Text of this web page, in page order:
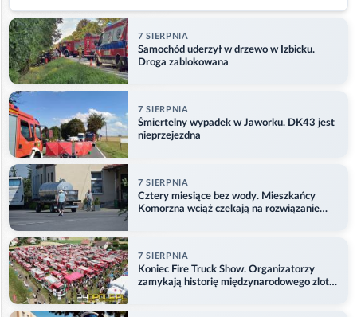
7 SIERPNIA
Samochód uderzył w drzewo w Izbicku.
Droga zablokowana
7 SIERPNIA
Śmiertelny wypadek w Jaworku. DK43 jest
nieprzejezdna
7 SIERPNIA
Cztery miesiące bez wody. Mieszkańcy
Komorzna wciąż czekają na rozwiązanie
7 SIERPNIA
Koniec Fire Truck Show. Organizatorzy
zamykają historię międzynarodowego zlotu